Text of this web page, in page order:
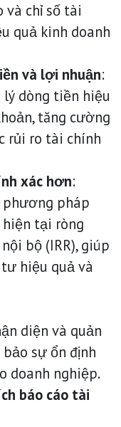
và chỉ số tài
quả kinh doanh
và lợi nhuận:
lý dòng tiền hiệu
tăng cường
rủi ro tài chính
xác hơn:
phương pháp
tại ròng
bộ (IRR), giúp
hiệu quả và
diện và quản
sự ổn định
doanh nghiệp.
báo cáo tài